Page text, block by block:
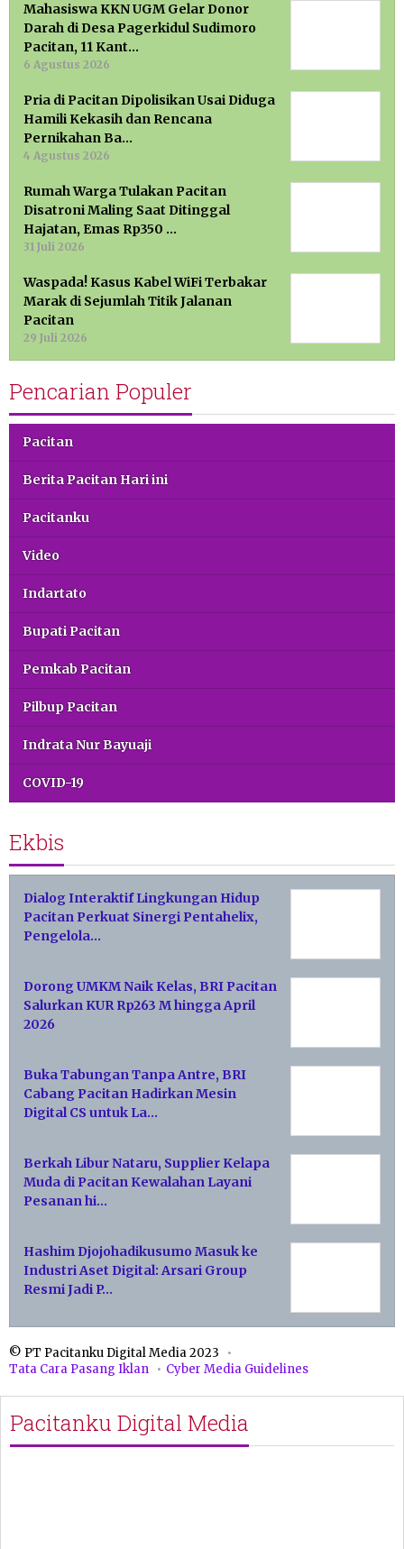
Mahasiswa KKN UGM Gelar Donor
Darah di Desa Pagerkidul Sudimoro
Pacitan, 11 Kant…
6 Agustus 2026
Pria di Pacitan Dipolisikan Usai Diduga
Hamili Kekasih dan Rencana
Pernikahan Ba…
4 Agustus 2026
Rumah Warga Tulakan Pacitan
Disatroni Maling Saat Ditinggal
Hajatan, Emas Rp350 …
31 Juli 2026
Waspada! Kasus Kabel WiFi Terbakar
Marak di Sejumlah Titik Jalanan
Pacitan
29 Juli 2026
Pencarian Populer
Pacitan
Berita Pacitan Hari ini
Pacitanku
Video
Indartato
Bupati Pacitan
Pemkab Pacitan
Pilbup Pacitan
Indrata Nur Bayuaji
COVID-19
Ekbis
Dialog Interaktif Lingkungan Hidup
Pacitan Perkuat Sinergi Pentahelix,
Pengelola…
Dorong UMKM Naik Kelas, BRI Pacitan
Salurkan KUR Rp263 M hingga April
2026
Buka Tabungan Tanpa Antre, BRI
Cabang Pacitan Hadirkan Mesin
Digital CS untuk La…
Berkah Libur Nataru, Supplier Kelapa
Muda di Pacitan Kewalahan Layani
Pesanan hi…
Hashim Djojohadikusumo Masuk ke
Industri Aset Digital: Arsari Group
Resmi Jadi P…
© PT Pacitanku Digital Media 2023
Tata Cara Pasang Iklan
Cyber Media Guidelines
Pacitanku Digital Media